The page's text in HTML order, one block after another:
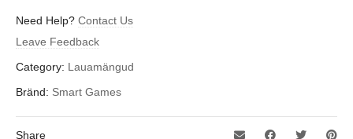
Need Help? Contact Us
Leave Feedback
Category: Lauamängud
Bränd: Smart Games
Share